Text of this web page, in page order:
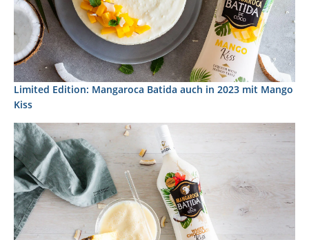
Limited Edition: Mangaroca Batida auch in 2023 mit Mango
Kiss